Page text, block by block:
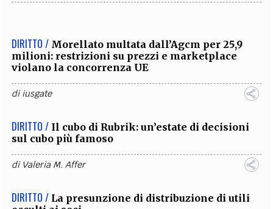
DIRITTO / Morellato multata dall’Agcm per 25,9
milioni: restrizioni su prezzi e marketplace
violano la concorrenza UE
diiusgate
DIRITTO / Il cubo di Rubrik: un’estate di decisioni
sul cubo più famoso
di Valeria M. Affer
DIRITTO / La presunzione di distribuzione di utili